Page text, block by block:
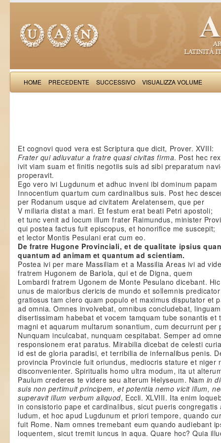
HOME PRECEDENTE SUCCESSIVO VISUALIZZA VOLUME
Et cognovi quod vera est Scriptura que dicit, Prover. XVIII:
Frater qui adiuvatur a fratre quasi civitas firma. Post hec rex
ivit viam suam et finitis negotiis suis ad sibi preparatum
properavit.
Ego vero ivi Lugdunum et adhuc inveni ibi dominum papam
Innocentium quartum cum cardinalibus suis. Post hec
per Rodanum usque ad civitatem Arelatensem, que per
V miliaria distat a mari. Et festum erat beati Petri apostoli;
et tunc venit ad locum illum frater Raimundus, minister
qui postea factus fuit episcopus, et honorifice me suscepit;
et lector Montis Pesulani erat cum eo.
De fratre Hugone Provinciali, et de qualitate ipsius
quantum ad animam et quantum ad scientiam.
Postea ivi per mare Massiliam et a Massilia Areas ivi ad
fratrem Hugonem de Bariola, qui et de Digna, quem
Lombardi fratrem Ugonem de Monte Pesulano dicebant.
unus de maioribus clericis de mundo et sollemnis
gratiosus tam clero quam populo et maximus disputator et
ad omnia. Omnes involvebat, omnibus concludebat, linguam
disertissimam habebat et vocem tamquam tube sonantis et
magni et aquarum multarum sonantium, cum decurrunt per
Nunquam inculcabat, nunquam cespitabat. Semper ad
responsionem erat paratus. Mirabilia dicebat de celesti
id est de gloria paradisi, et terribilia de infernalibus penis.
provincia Provincie fuit oriundus, mediocris stature et niger
disconvenienter. Spiritualis homo ultra modum, ita ut
Paulum crederes te videre seu alterum Helyseum. Nam in
suis non pertimuit principem, et potentia nemo vicit illum,
superavit illum verbum aliquod, Eccli. XLVIII. Ita enim
in consistorio pape et cardinalibus, sicut pueris congregatis
ludum, et hoc apud Lugdunum et priori tempore, quando
fuit Rome. Nam omnes tremebant eum quando audiebant
loquentem, sicut tremit iuncus in aqua. Quare hoc? Quia